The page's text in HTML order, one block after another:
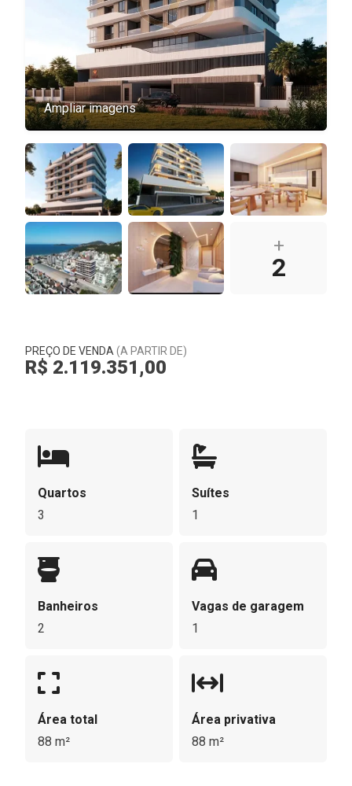
Ampliar imagens
+
2
PREÇO DE VENDA (A PARTIR DE)
R$ 2.119.351,00
Quartos
3
Suítes
1
Banheiros
2
Vagas de garagem
1
Área total
88 m²
Área privativa
88 m²